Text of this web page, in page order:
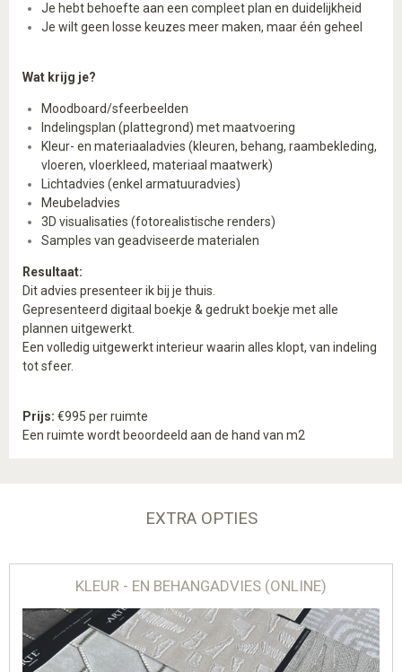
Je hebt behoefte aan een compleet plan en duidelijkheid
Je wilt geen losse keuzes meer maken, maar één geheel
Wat krijg je?
Moodboard/sfeerbeelden
Indelingsplan (plattegrond) met maatvoering
Kleur- en materiaaladvies (kleuren, behang, raambekleding,
vloeren, vloerkleed, materiaal maatwerk)
Lichtadvies (enkel armatuuradvies)
Meubeladvies
3D visualisaties (fotorealistische renders)
Samples van geadviseerde materialen
Resultaat:
Dit advies presenteer ik bij je thuis.
Gepresenteerd digitaal boekje & gedrukt boekje met alle
plannen uitgewerkt.
Een volledig uitgewerkt interieurwaarin alles klopt, van indeling
tot sfeer.
Prijs: €995 per ruimte
Een ruimte wordt beoordeeld aan de hand van m2
EXTRA OPTIES
KLEUR - EN BEHANGADVIES (ONLINE)